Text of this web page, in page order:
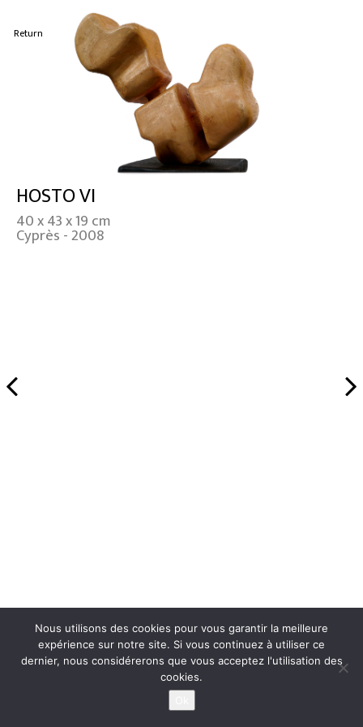
Return
HOSTO VI
40 x 43 x 19 cm
Cyprès - 2008
Nous utilisons des cookies pour vous garantir la meilleure
expérience sur notre site. Si vous continuez à utiliser ce
dernier, nous considérerons que vous acceptez l'utilisation des
cookies.